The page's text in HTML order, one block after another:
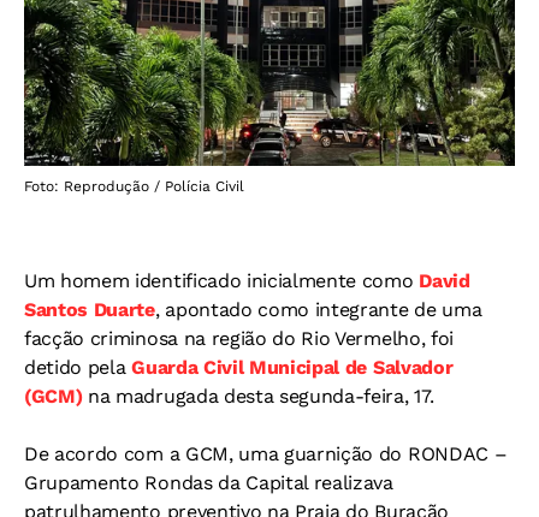
Foto: Reprodução / Polícia Civil
Um homem identificado inicialmente como David
Santos Duarte, apontado como integrante de uma
facção criminosa na região do Rio Vermelho, foi
detido pelaGuarda Civil Municipal de Salvador
(GCM)na madrugada desta segunda-feira, 17.
De acordo com a GCM, uma guarnição do RONDAC –
Grupamento Rondas da Capital realizava
patrulhamento preventivo na Praia do Buracão